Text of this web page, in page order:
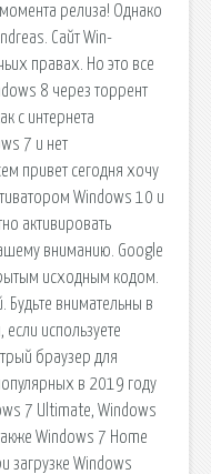
релиза! Однако
Сайт Win-
правах. Но это все
8 через торрент
с интернета
7 и нет
привет сегодня хочу
Windows 10 и
активировать
вниманию. Google
исходным кодом.
Будьте внимательны в
используете
браузер для
в 2019 году
7 Ultimate, Windows
Windows 7 Home
загрузке Windows